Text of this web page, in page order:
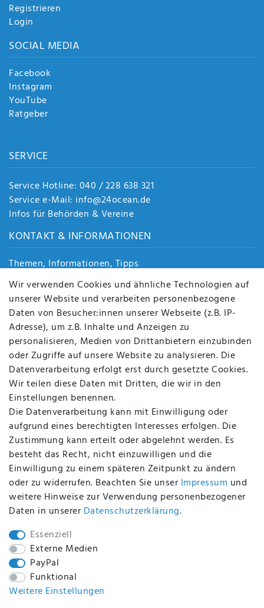
Registrieren
Login
SOCIAL MEDIA
Facebook
Instagram
YouTube
Ratgeber
SERVICE
Service Hotline: 040 / 228 638 321
Service e-Mail: info@24ocean.de
Infos für Behörden & Vereine
KONTAKT & INFORMATIONEN
Themen, Informationen, Tipps
Jobs
Über uns
Kontakt
Datenschutz
AGB
FAQ
Batterieentsorgung
Altölverordnung
Impressum
BEQUEM UND SICHER BEZAHLEN MIT
BEI UNS SIND SIE SICHER!
WIR VERSENDEN MIT
Wir verwenden Cookies und ähnliche Technologien auf
unserer Website und verarbeiten personenbezogene
Daten von Besucher:innen unserer Webseite (z.B. IP-
Adresse), um z.B. Inhalte und Anzeigen zu
personalisieren, Medien von Drittanbietern einzubinden
oder Zugriffe auf unsere Website zu analysieren. Die
Datenverarbeitung erfolgt erst durch gesetzte Cookies.
Wir teilen diese Daten mit Dritten, die wir in den
Einstellungen benennen.
Die Datenverarbeitung kann mit Einwilligung oder
aufgrund eines berechtigten Interesses erfolgen. Die
Zustimmung kann erteilt oder abgelehnt werden. Es
besteht das Recht, nicht einzuwilligen und die
Einwilligung zu einem späteren Zeitpunkt zu ändern
oder zu widerrufen. Beachten Sie unser Impressum und
weitere Hinweise zur Verwendung personenbezogener
Daten in unserer Daten­schutz­erklärung.
Essenziell
Externe Medien
PayPal
Funktional
Weitere Einstellungen